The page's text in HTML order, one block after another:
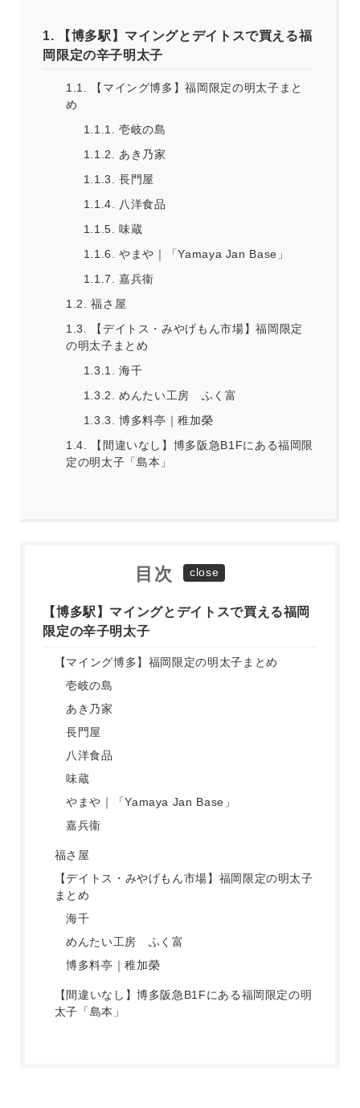
1. 【博多駅】マイングとデイトスで買える福
岡限定の辛子明太子
1.1.
【マイング博多】福岡限定の明太子まと
め
1.1.1. 壱岐の島
1.1.2. あき乃家
1.1.3. 長門屋
1.1.4. 八洋食品
1.1.5. 味蔵
1.1.6. やまや｜「Yamaya Jan Base」
1.1.7. 嘉兵衞
1.2. 福さ屋
1.3.
【デイトス・みやげもん市場】福岡限定
の明太子まとめ
1.3.1. 海千
1.3.2. めんたい工房 ふく富
1.3.3. 博多料亭｜稚加榮
1.4.
【間違いなし】博多阪急B1Fにある福岡限
定の明太子「島本」
目次
【博多駅】マイングとデイトスで買える福岡
限定の辛子明太子
【マイング博多】福岡限定の明太子まとめ
壱岐の島
あき乃家
長門屋
八洋食品
味蔵
やまや｜「Yamaya Jan Base」
嘉兵衞
福さ屋
【デイトス・みやげもん市場】福岡限定の明太子
まとめ
海千
めんたい工房 ふく富
博多料亭｜稚加榮
【間違いなし】博多阪急B1Fにある福岡限定の明
太子「島本」